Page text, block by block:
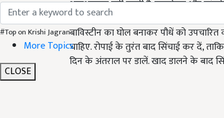
#Top on Krishi Jagran
More Topics
CLOSE
आवश्यकता नहीं पड़ती है. नाइट्रोजन और
लाइन से लाइन की दूरी 40 से 60 सेंटीमीटर
बाविस्टीन का घोल बनाकर पौधें को
चाहिए. रोपाई के तुरंत बाद सिंचाई कर दें,
दिन के अंतराल पर डालें. खाद डालने के बाद